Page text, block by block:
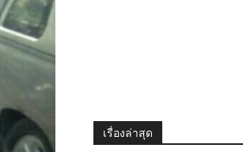
เรื่องล่าสุด